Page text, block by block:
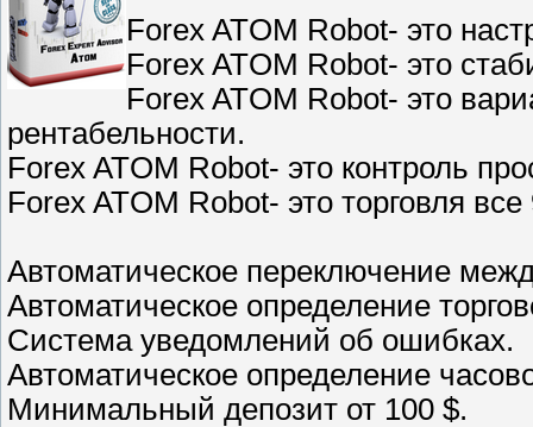
Forex ATOM Robot- это
Forex ATOM Robot- это
Forex ATOM Robot- это
рентабельности.
Forex ATOM Robot- это контроль
Forex ATOM Robot- это торговля
Автоматическое переключение
Автоматическое определение
Система уведомлений об ошибках.
Автоматическое определение
Минимальный депозит от 100 $.